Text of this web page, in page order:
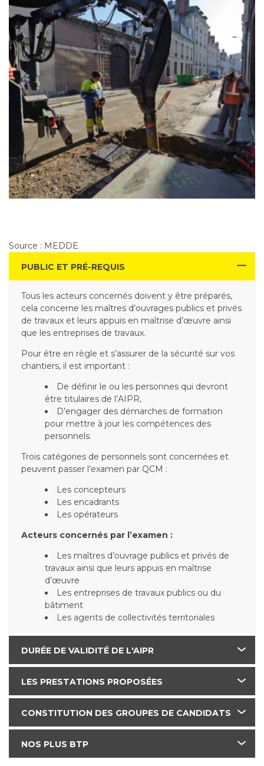
Source : MEDDE
PUBLIC ET PRÉ-REQUIS
Tous les acteurs concernés doivent y être préparés,
cela concerne les maîtres d’ouvrages publics et privés
de travaux et leurs appuis en maîtrise d’œuvre ainsi
que les entreprises de travaux.
Pour être en règle et s’assurer de la sécurité sur vos
chantiers, il est important :
De définir le ou les personnes qui devront
être titulaires de l’AIPR,
D’engager des démarches de formation
pour mettre à jour les compétences des
personnels.
Trois catégories de personnels sont concernées et
peuvent passer l’examen par QCM :
Les concepteurs
Les encadrants
Les opérateurs
Acteurs concernés par l’examen :
Les maîtres d’ouvrage publics et privés de
travaux ainsi que leurs appuis en maîtrise
d’œuvre
Les entreprises de travaux publics ou du
bâtiment
Les agents de collectivités territoriales
DURÉE DE VALIDITÉ DE L'AIPR
LES PRESTATIONS PROPOSÉES
CONSTITUTION DES GROUPES DE CANDIDATS
NOS PLUS BTP